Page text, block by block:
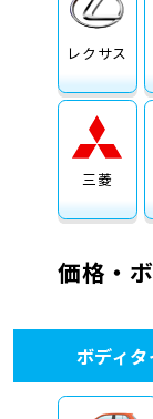
品質管
お問い
レクサス
三菱
価格・
ボディ